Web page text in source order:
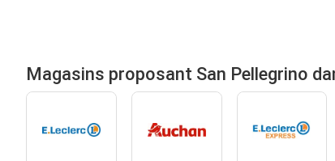
Magasins proposant San Pellegrino